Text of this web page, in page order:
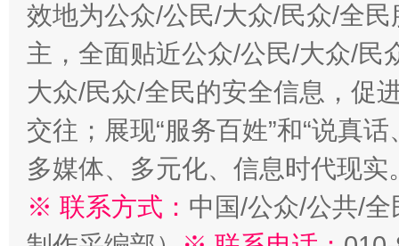
效地为公众/公民/大众/民众/全
主，全面贴近公众/公民/大众/民
大众/民众/全民的安全信息，促
交往；展现“服务百姓”和“说真
多媒体、多元化、信息时代现实
※ 联系方式： 中国/公众/公共/